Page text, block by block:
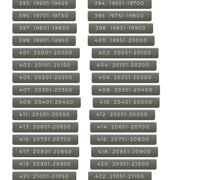
393: 19601-19650 394: 19651-19700
395: 19701-19750 396: 19751-19800
397: 19801-19850 398: 19851-19900
399: 19901-19950 400: 19951-20000
401: 20001-20050 402: 20051-20100
403: 20101-20150 404: 20151-20200
405: 20201-20250 406: 20251-20300
407: 20301-20350 408: 20351-20400
409: 20401-20450 410: 20451-20500
411: 20501-20550 412: 20551-20600
413: 20601-20650 414: 20651-20700
415: 20701-20750 416: 20751-20800
417: 20801-20850 418: 20851-20900
419: 20901-20950 420: 20951-21000
421: 21001-21050 422: 21051-21100